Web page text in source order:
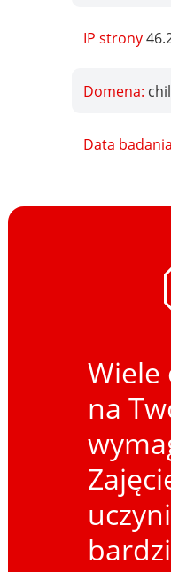
IP strony
Domena:
Data
na